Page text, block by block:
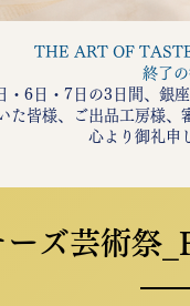
THE ART OF
終了
・6日・7日の3日間、銀
た皆様、ご出品工房様
心より御礼申
ズ芸術祭